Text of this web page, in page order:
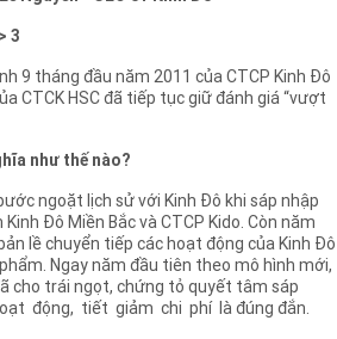
viên
3
9 tháng đầu năm 2011 của CTCP Kinh Đô
CTCK HSC đã tiếp tục giữ đánh giá “vượt
như thế nào?
ngoặt lịch sử với Kinh Đô khi sáp nhập
Đô Miền Bắc và CTCP Kido. Còn năm
lề chuyển tiếp các hoạt động của Kinh Đô
Ngay năm đầu tiên theo mô hình mới,
cho trái ngọt, chứng tỏ quyết tâm sáp
động, tiết giảm chi phí là đúng đắn.